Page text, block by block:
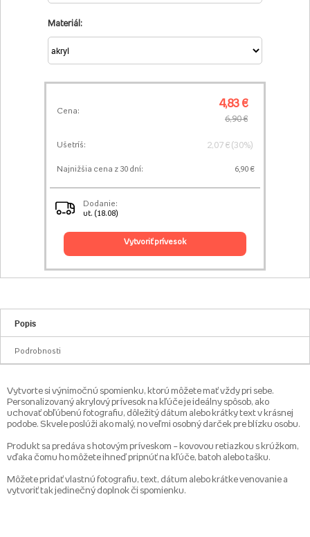
Materiál:
Cena:
4,83 €
6,90 €
Ušetríš: 2,07 € (30%)
Najnižšia cena z 30 dní: 6,90 €
Dodanie:
ut. (18.08)
vytvoriť prívesok
Popis
Podrobnosti
Vytvorte si výnimočnú spomienku, ktorú môžete mať vždy pri sebe.
Personalizovaný akrylový prívesok na kľúče je ideálny spôsob, ako
uchovať obľúbenú fotografiu, dôležitý dátum alebo krátky text v krásnej
podobe. Skvele poslúži ako malý, no veľmi osobný darček pre blízku osobu.
Produkt sa predáva s hotovým príveskom – kovovou retiazkou s krúžkom,
vďaka čomu ho môžete ihneď pripnúť na kľúče, batoh alebo tašku.
Môžete pridať vlastnú fotografiu, text, dátum alebo krátke venovanie a
vytvoriť tak jedinečný doplnok či spomienku.